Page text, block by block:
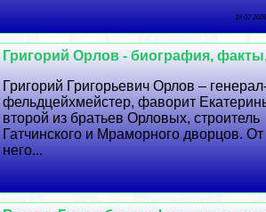
19 07
Григорий Орлов - биография,
Григорий Григорьевич Орлов –
фельдцейхмейстер, фаворит
второй из братьев Орловых, строитель
Гатчинского и Мраморного дворцов. От
него...